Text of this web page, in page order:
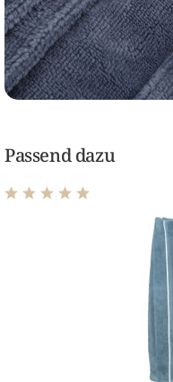
Passend dazu
Durchschnittliche